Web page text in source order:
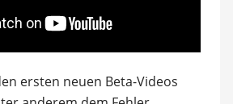
ersten neuen Beta-Videos